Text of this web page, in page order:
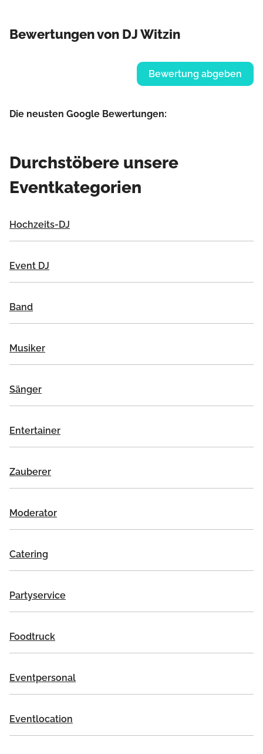
Bewertungen von DJ Witzin
Bewertung abgeben
Die neusten Google Bewertungen:
Durchstöbere unsere
Eventkategorien
Hochzeits-DJ
Event DJ
Band
Musiker
Sänger
Entertainer
Zauberer
Moderator
Catering
Partyservice
Foodtruck
Eventpersonal
Eventlocation